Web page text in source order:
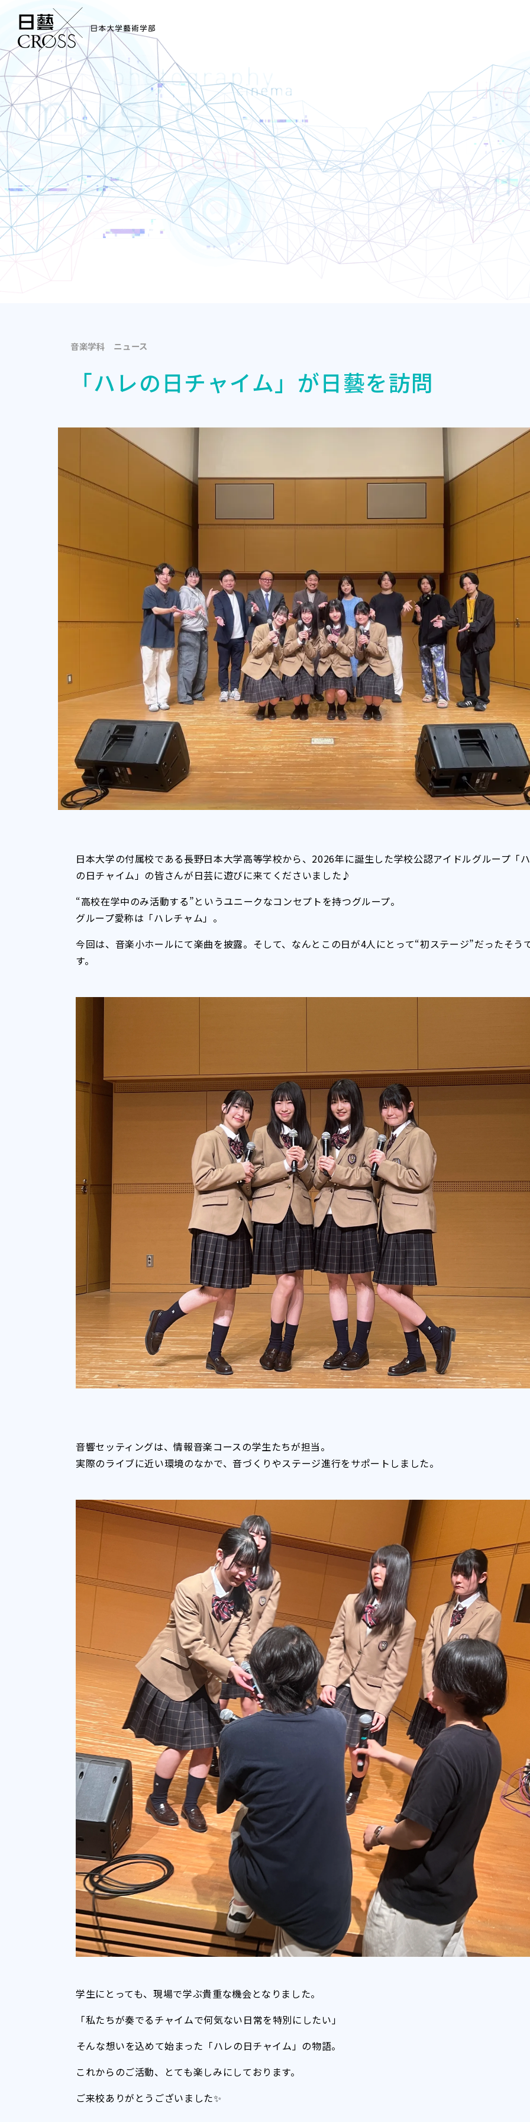
音楽学科 ニュース
「ハレの日チャイム」が日藝を訪問
日本大学の付属校である長野日本大学高等学校から、2026年に誕生した学校公認アイドルグループ「
の日チャイム」の皆さんが日芸に遊びに来てくださいました♪
“高校在学中のみ活動する”というユニークなコンセプトを持つグループ。
グループ愛称は「ハレチャム」。
今回は、音楽小ホールにて楽曲を披露。そして、なんとこの日が4人にとって“初ステージ”だったそう
す。
音響セッティングは、情報音楽コースの学生たちが担当。
実際のライブに近い環境のなかで、音づくりやステージ進行をサポートしました。
学生にとっても、現場で学ぶ貴重な機会となりました。
「私たちが奏でるチャイムで何気ない日常を特別にしたい」
――そんな想いを込めて始まった「ハレの日チャイム」の物語。
これからのご活動、とても楽しみにしております。
ご来校ありがとうございました✨